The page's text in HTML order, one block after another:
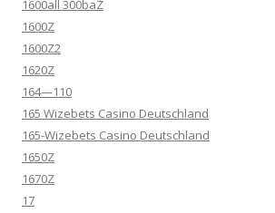
1600all 300baZ
1600Z
1600Z2
1620Z
164—110
165 Wizebets Casino Deutschland
165-Wizebets Casino Deutschland
1650Z
1670Z
17